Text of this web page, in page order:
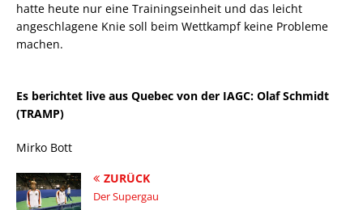
hatte heute nur eine Trainingseinheit und das leicht
angeschlagene Knie soll beim Wettkampf keine Probleme
machen.
Es berichtet live aus Quebec von der IAGC: Olaf Schmidt
(TRAMP)
Mirko Bott
ZURÜCK
Der Supergau